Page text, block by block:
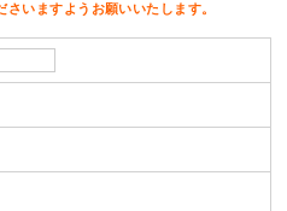
いますようお願いいたします。